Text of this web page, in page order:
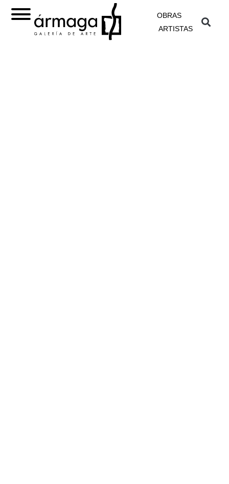
OBRAS
ARTISTAS